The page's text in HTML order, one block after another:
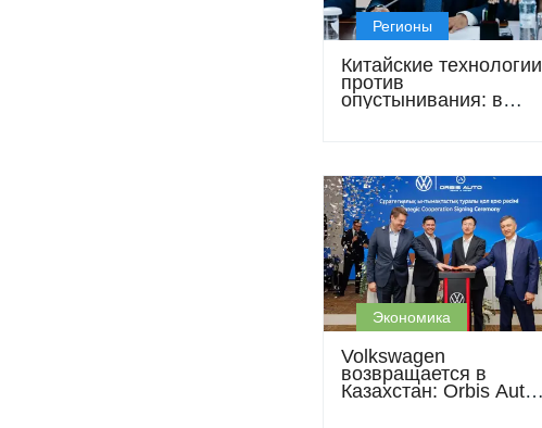
Регионы
Китайские технологии
против
опустынивания: в
Экономика
Volkswagen
возвращается в
Казахстан: Orbis Auto